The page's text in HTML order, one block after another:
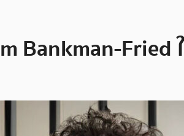
Bankman-